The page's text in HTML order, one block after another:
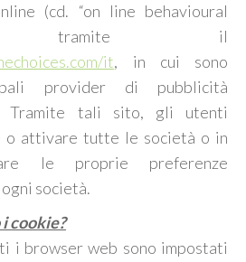
(cd. “on line behavioural
tramite il
it, in cui sono
provider di pubblicità
Tramite tali sito, gli utenti
o attivare tutte le società o in
le proprie preferenze
società.
cookie?
i browser web sono impostati